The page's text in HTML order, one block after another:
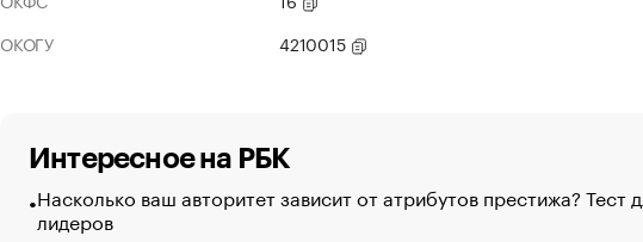
ОКОГУ
4210015
Интересное на РБК
Насколько ваш авторитет зависит от атрибутов престижа? Тест
лидеров